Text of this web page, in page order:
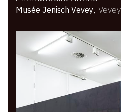
Musée Jenisch Vevey Vevey